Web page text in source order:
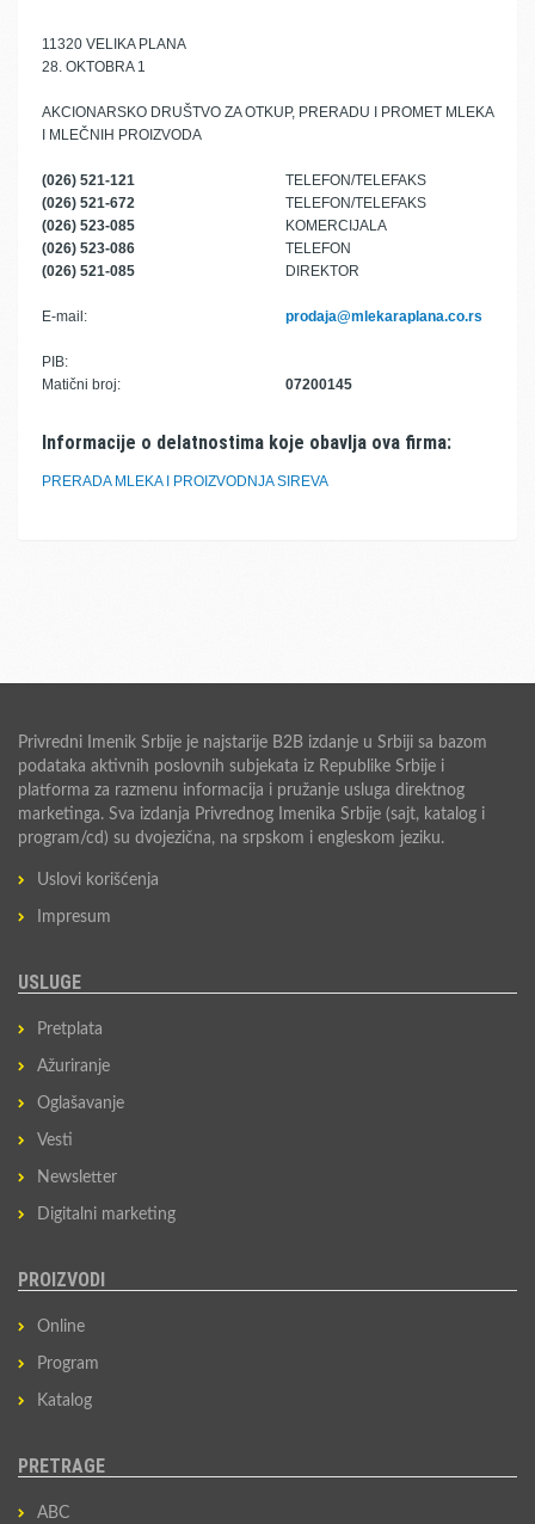
11320 VELIKA PLANA
28. OKTOBRA 1
AKCIONARSKO DRUŠTVO ZA OTKUP, PRERADU I PROMET MLEKA
I MLEČNIH PROIZVODA
(026) 521-121
TELEFON/TELEFAKS
(026) 521-672
TELEFON/TELEFAKS
(026) 523-085
KOMERCIJALA
(026) 523-086
TELEFON
(026) 521-085
DIREKTOR
E-mail: prodaja@mlekaraplana.co.rs
PIB:
Matični broj:
07200145
Informacije o delatnostima koje obavlja ova firma:
PRERADA MLEKA I PROIZVODNJA SIREVA
Privredni Imenik Srbije je najstarije B2B izdanje u Srbiji sa bazom
podataka aktivnih poslovnih subjekata iz Republike Srbije i
platforma za razmenu informacija i pružanje usluga direktnog
marketinga. Sva izdanja Privrednog Imenika Srbije (sajt, katalog i
program/cd) su dvojezična, na srpskom i engleskom jeziku.
Uslovi korišćenja
Impresum
USLUGE
Pretplata
Ažuriranje
Oglašavanje
Vesti
Newsletter
Digitalni marketing
PROIZVODI
Online
Program
Katalog
PRETRAGE
ABC